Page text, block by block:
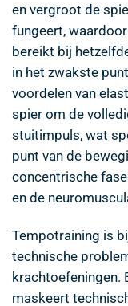
en vergroot de
fungeert,
bereikt bij
in het zwakste
voordelen van
spier om de
stuitimpuls, wat
punt van de
concentrische
en de
Tempotraining is
technische
krachtoefeningen.
maskeert